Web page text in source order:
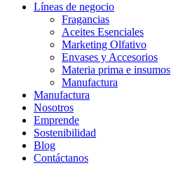
Líneas de negocio
Fragancias
Aceites Esenciales
Marketing Olfativo
Envases y Accesorios
Materia prima e insumos
Manufactura
Manufactura
Nosotros
Emprende
Sostenibilidad
Blog
Contáctanos